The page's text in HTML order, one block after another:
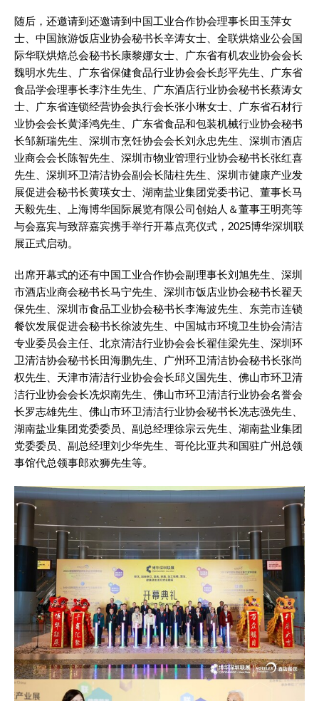
随后，还邀请到还邀请到中国工业合作协会理事长田玉萍女
士、中国旅游饭店业协会秘书长辛涛女士、全联烘焙业公会国
际华联烘焙总会秘书长康黎娜女士、广东省有机农业协会会长
魏明水先生、广东省保健食品行业协会会长彭平先生、广东省
食品学会理事长李汴生先生、广东酒店行业协会秘书长蔡涛女
士、广东省连锁经营协会执行会长张小琳女士、广东省石材行
业协会会长黄泽鸿先生、广东省食品和包装机械行业协会秘书
长邹新瑞先生、深圳市烹饪协会会长刘永忠先生、深圳市酒店
业商会会长陈智先生、深圳市物业管理行业协会秘书长张红喜
先生、深圳环卫清洁协会副会长陆柱先生、深圳市健康产业发
展促进会秘书长黄瑛女士、湖南盐业集团党委书记、董事长马
天毅先生、上海博华国际展览有限公司创始人＆董事王明亮等
与会嘉宾与致辞嘉宾携手举行开幕点亮仪式，2025博华深圳联
展正式启动。
出席开幕式的还有中国工业合作协会副理事长刘旭先生、深圳
市酒店业商会秘书长马宁先生、深圳市饭店业协会秘书长翟天
保先生、深圳市食品工业协会秘书长李海波先生、东莞市连锁
餐饮发展促进会秘书长徐波先生、中国城市环境卫生协会清洁
专业委员会主任、北京清洁行业协会会长翟佳梁先生、深圳环
卫清洁协会秘书长田海鹏先生、广州环卫清洁协会秘书长张尚
权先生、天津市清洁行业协会会长邱义国先生、佛山市环卫清
洁行业协会会长冼炽南先生、佛山市环卫清洁行业协会名誉会
长罗志雄先生、佛山市环卫清洁行业协会秘书长冼志强先生、
湖南盐业集团党委委员、副总经理徐宗云先生、湖南盐业集团
党委委员、副总经理刘少华先生、哥伦比亚共和国驻广州总领
事馆代总领事郎欢狮先生等。